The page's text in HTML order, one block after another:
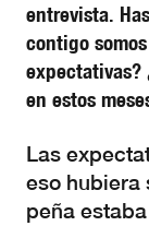
entrevista.
contigo
expectativas?
en estos
Las
eso hubiera
peña